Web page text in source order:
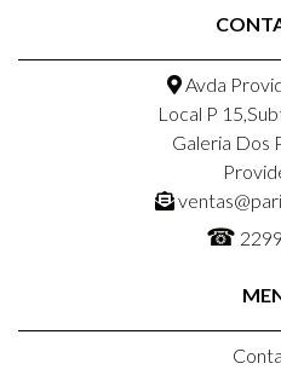
Avda
Local P
Galeria Dos
☎